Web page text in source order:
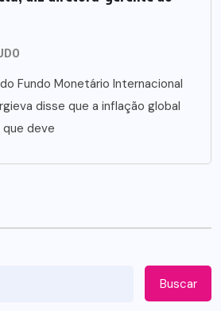
Fundo Monetário Internacional
disse que a inflação global
que deve
Buscar